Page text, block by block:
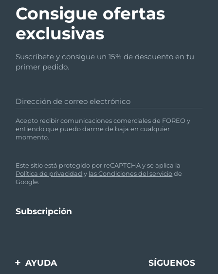
Consigue ofertas
exclusivas
Suscríbete y consigue un 15% de descuento en tu
primer pedido.
Dirección de correo electrónico
Acepto recibir comunicaciones comerciales de FOREO y
entiendo que puedo darme de baja en cualquier
momento.
Este sitio está protegido por reCAPTCHA y se aplica la
Política de privacidad y las Condiciones del serviciode
Google.
AYUDA SÍGUENOS